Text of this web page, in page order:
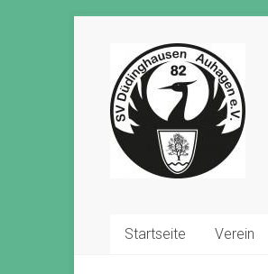
springen
Startseite Verein